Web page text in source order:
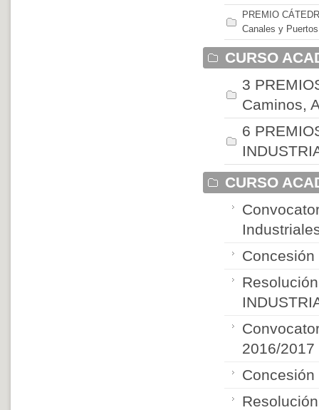
PREMIO
Canales y Puertos
CURSO
3
Caminos,
6
CURSO
2016/2017